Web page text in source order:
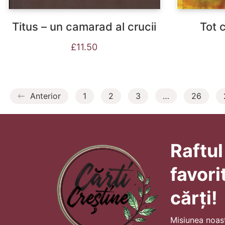
Titus – un camarad al crucii
£11.50
Tot
Anterior 1 2 3 … 26
cărți!
Misiunea